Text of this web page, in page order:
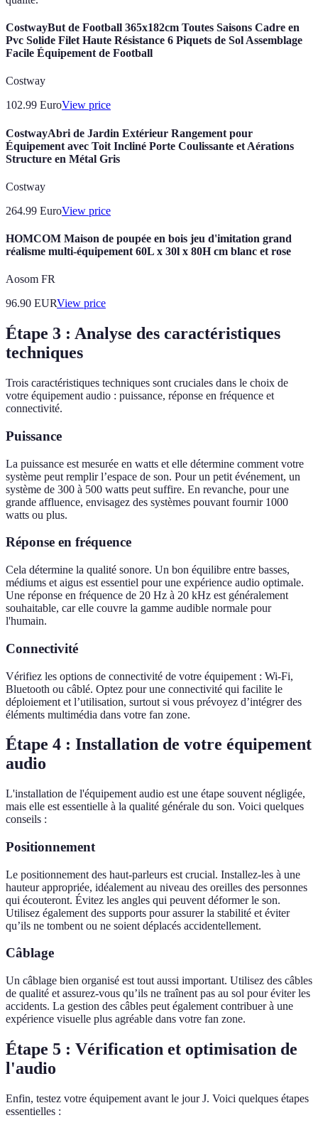
CostwayBut de Football 365x182cm Toutes Saisons Cadre en
Pvc Solide Filet Haute Résistance 6 Piquets de Sol Assemblage
Facile Équipement de Football
Costway
102.99 EuroView price
CostwayAbri de Jardin Extérieur Rangement pour
Équipement avec Toit Incliné Porte Coulissante et Aérations
Structure en Métal Gris
Costway
264.99 EuroView price
HOMCOM Maison de poupée en bois jeu d'imitation grand
réalisme multi-équipement 60L x 30l x 80H cm blanc et rose
Aosom FR
96.90 EURView price
Étape 3 : Analyse des caractéristiques
techniques
Trois caractéristiques techniques sont cruciales dans le choix de
votre équipement audio : puissance, réponse en fréquence et
connectivité.
Puissance
La puissance est mesurée en watts et elle détermine comment votre
système peut remplir l’espace de son. Pour un petit événement, un
système de 300 à 500 watts peut suffire. En revanche, pour une
grande affluence, envisagez des systèmes pouvant fournir 1000
watts ou plus.
Réponse en fréquence
Cela détermine la qualité sonore. Un bon équilibre entre basses,
médiums et aigus est essentiel pour une expérience audio optimale.
Une réponse en fréquence de 20 Hz à 20 kHz est généralement
souhaitable, car elle couvre la gamme audible normale pour
l'humain.
Connectivité
Vérifiez les options de connectivité de votre équipement : Wi-Fi,
Bluetooth ou câblé. Optez pour une connectivité qui facilite le
déploiement et l’utilisation, surtout si vous prévoyez d’intégrer des
éléments multimédia dans votre fan zone.
Étape 4 : Installation de votre équipement
audio
L'installation de l'équipement audio est une étape souvent négligée,
mais elle est essentielle à la qualité générale du son. Voici quelques
conseils :
Positionnement
Le positionnement des haut-parleurs est crucial. Installez-les à une
hauteur appropriée, idéalement au niveau des oreilles des personnes
qui écouteront. Évitez les angles qui peuvent déformer le son.
Utilisez également des supports pour assurer la stabilité et éviter
qu’ils ne tombent ou ne soient déplacés accidentellement.
Câblage
Un câblage bien organisé est tout aussi important. Utilisez des câbles
de qualité et assurez-vous qu’ils ne traînent pas au sol pour éviter les
accidents. La gestion des câbles peut également contribuer à une
expérience visuelle plus agréable dans votre fan zone.
Étape 5 : Vérification et optimisation de
l'audio
Enfin, testez votre équipement avant le jour J. Voici quelques étapes
essentielles :